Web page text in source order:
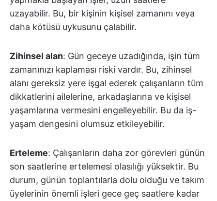
uzayabilir. Bu, bir kişinin kişisel zamanını veya
daha kötüsü uykusunu çalabilir.
Zihinsel alan: Gün geceye uzadığında, işin tüm
zamanınızı kaplaması riski vardır. Bu, zihinsel
alanı gereksiz yere işgal ederek çalışanların tüm
dikkatlerini ailelerine, arkadaşlarına ve kişisel
yaşamlarına vermesini engelleyebilir. Bu da iş-
yaşam dengesini olumsuz etkileyebilir.
Erteleme: Çalışanların daha zor görevleri günün
son saatlerine ertelemesi olasılığı yüksektir. Bu
durum, günün toplantılarla dolu olduğu ve takım
üyelerinin önemli işleri gece geç saatlere kadar